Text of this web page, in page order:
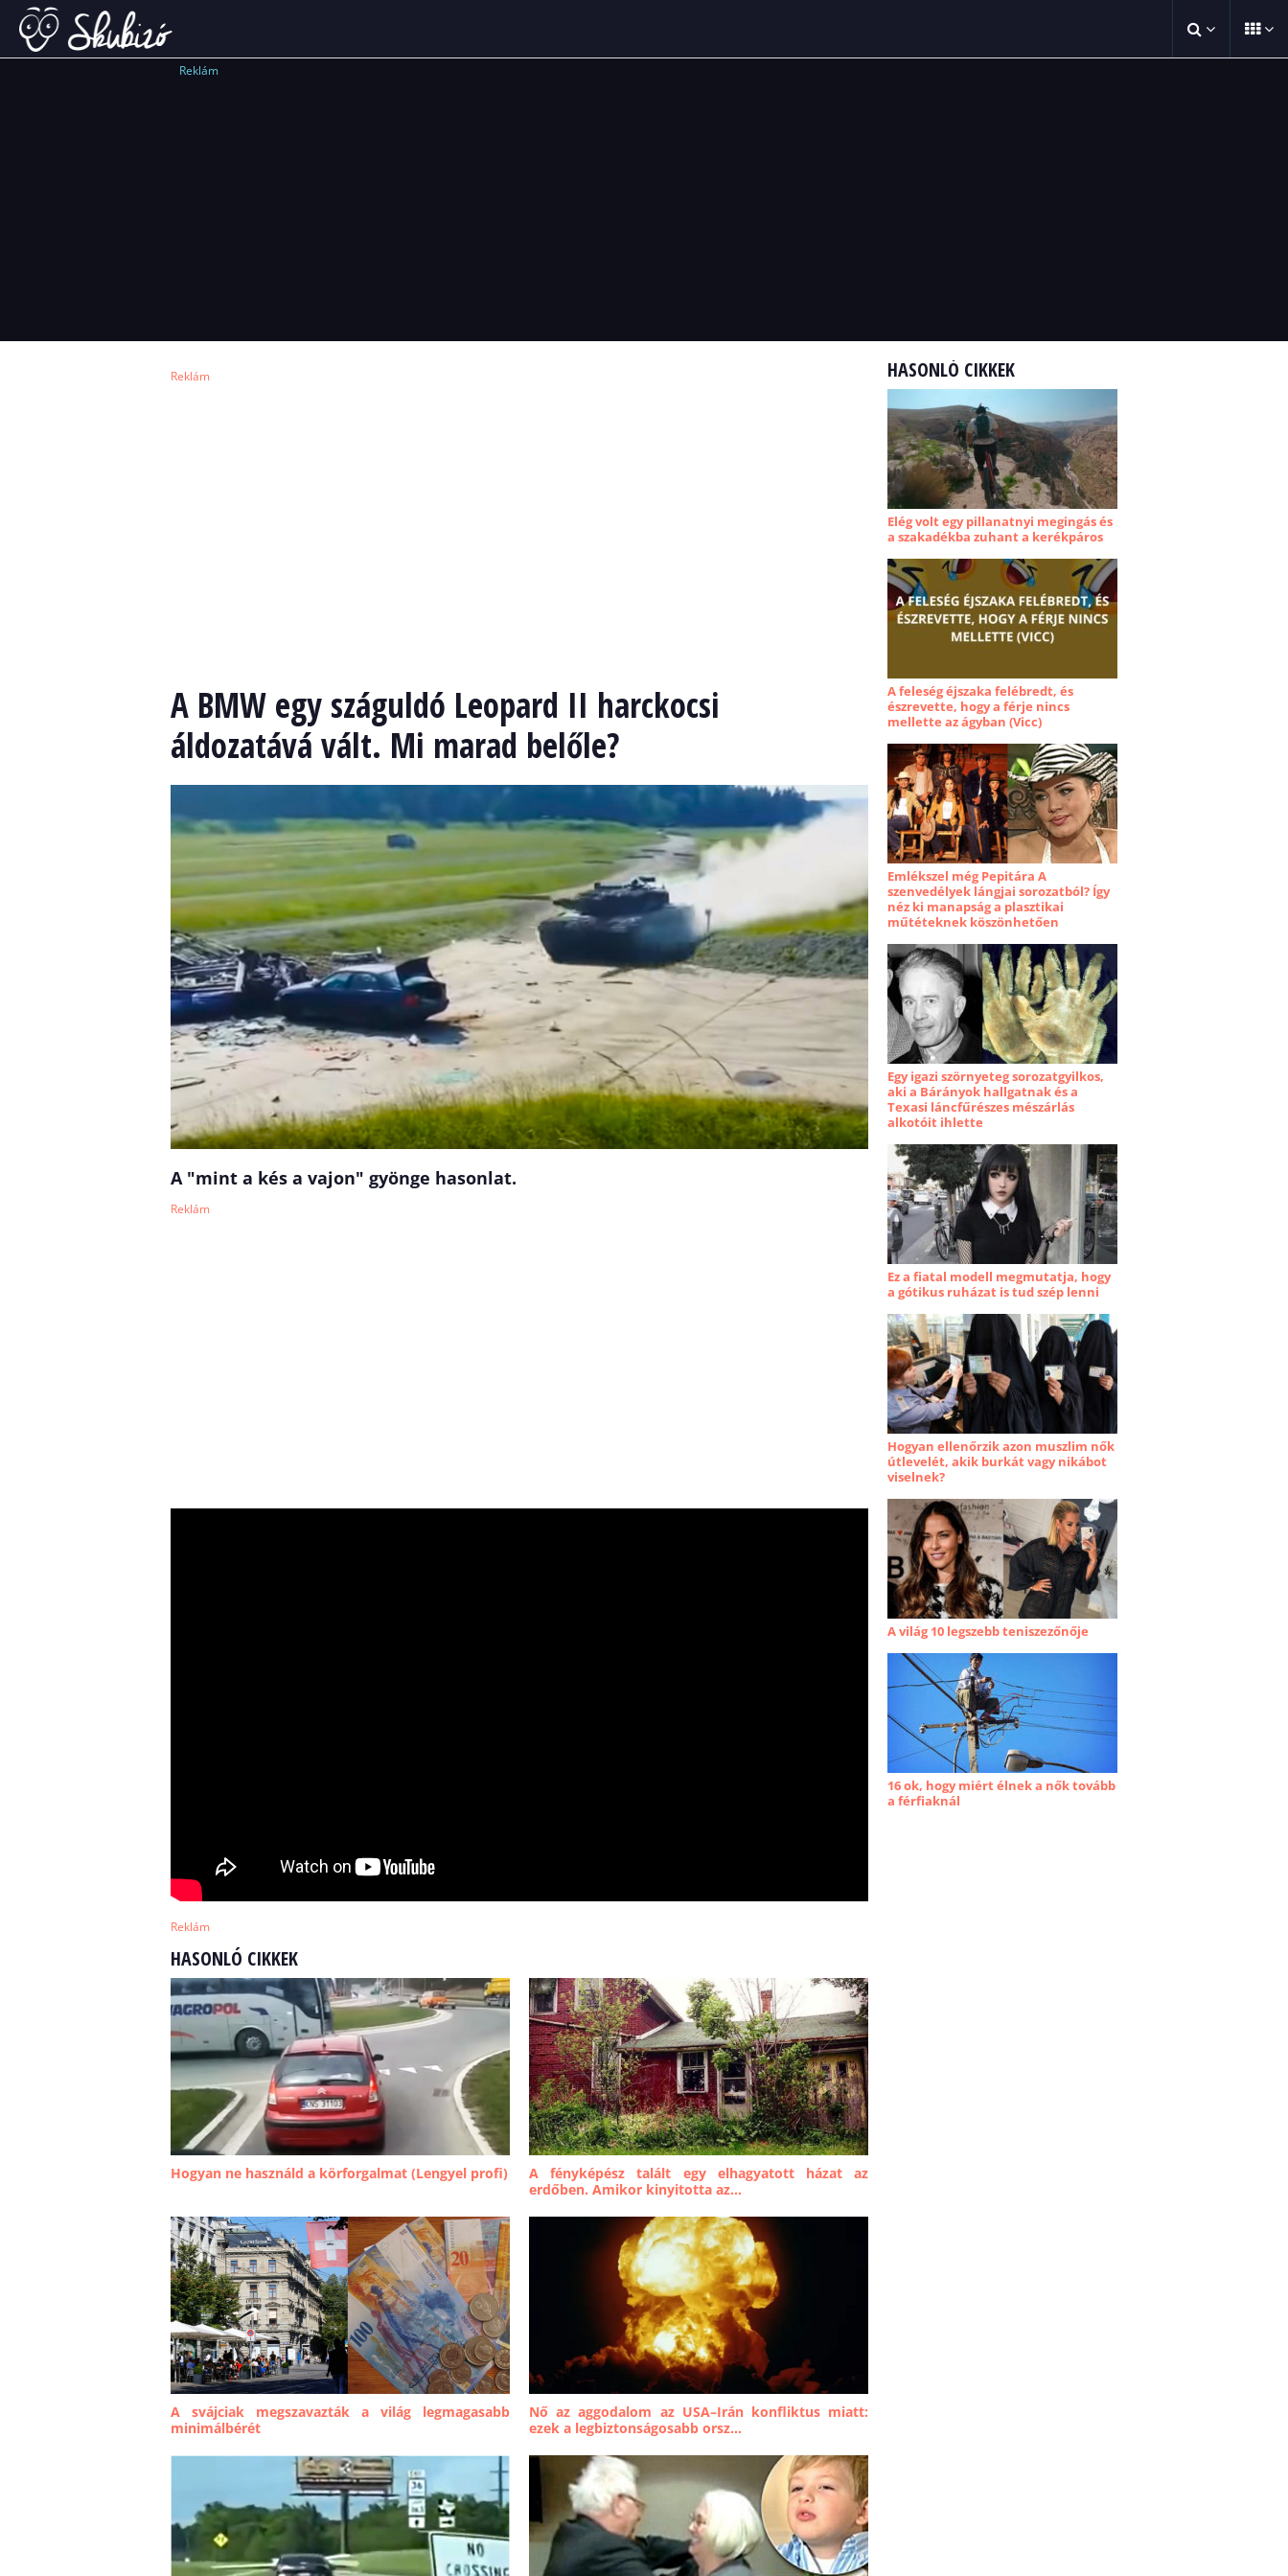
Reklám
Reklám
A BMW egy száguldó Leopard II harckocsi
áldozatává vált. Mi marad belőle?
A "mint a kés a vajon" gyönge hasonlat.
Reklám
Reklám
HASONLÓ CIKKEK
Hogyan ne használd a körforgalmat (Lengyel profi)
A fényképész talált egy elhagyatott házat az
erdőben. Amikor kinyitotta az...
A svájciak megszavazták a világ legmagasabb
minimálbérét
Nő az aggodalom az USA–Irán konfliktus miatt:
ezek a legbiztonságosabb orsz...
HASONLÓ CIKKEK
Elég volt egy pillanatnyi megingás és
a szakadékba zuhant a kerékpáros
A feleség éjszaka felébredt, és
észrevette, hogy a férje nincs
mellette az ágyban (Vicc)
Emlékszel még Pepitára A
szenvedélyek lángjai sorozatból? Így
néz ki manapság a plasztikai
műtéteknek köszönhetően
Egy igazi szörnyeteg sorozatgyilkos,
aki a Bárányok hallgatnak és a
Texasi láncfűrészes mészárlás
alkotóit ihlette
Ez a fiatal modell megmutatja, hogy
a gótikus ruházat is tud szép lenni
Hogyan ellenőrzik azon muszlim nők
útlevelét, akik burkát vagy nikábot
viselnek?
A világ 10 legszebb teniszezőnője
16 ok, hogy miért élnek a nők tovább
a férfiaknál